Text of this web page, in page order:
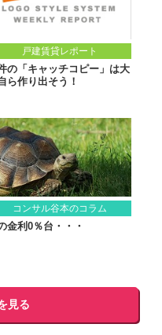
戸建賃貸レポート
の「キャッチコピー」は大
ら作り出そう！
コンサル谷本のコラム
金利0％台・・・
見る